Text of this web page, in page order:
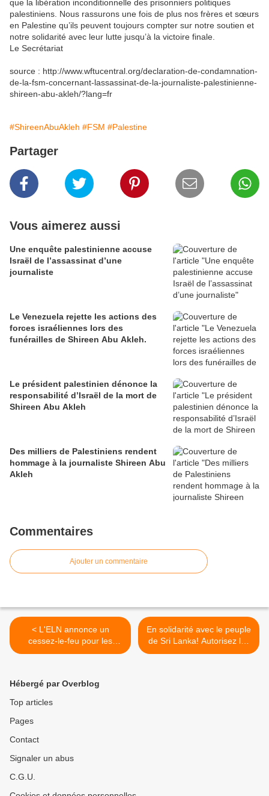
que la libération inconditionnelle des prisonniers politiques
palestiniens. Nous rassurons une fois de plus nos frères et sœurs
en Palestine qu’ils peuvent toujours compter sur notre soutien et
notre solidarité avec leur lutte jusqu’à la victoire finale.
Le Secrétariat
source : http://www.wftucentral.org/declaration-de-condamnation-
de-la-fsm-concernant-lassassinat-de-la-journaliste-palestinienne-
shireen-abu-akleh/?lang=fr
#ShireenAbuAkleh #FSM #Palestine
Partager
Vous aimerez aussi
Une enquête palestinienne accuse
Israël de l’assassinat d’une
journaliste
Le Venezuela rejette les actions des
forces israéliennes lors des
funérailles de Shireen Abu Akleh.
Le président palestinien dénonce la
responsabilité d’Israël de la mort de
Shireen Abu Akleh
Des milliers de Palestiniens rendent
hommage à la journaliste Shireen Abu
Akleh
Commentaires
Ajouter un commentaire
< L'ELN annonce un
cessez-le-feu pour les
élections colombiennes
En solidarité avec le peuple
de Sri Lanka! Autorisez les
manifestations pacifiques,
Hébergé par Overblog
Top articles
Pages
Contact
Signaler un abus
C.G.U.